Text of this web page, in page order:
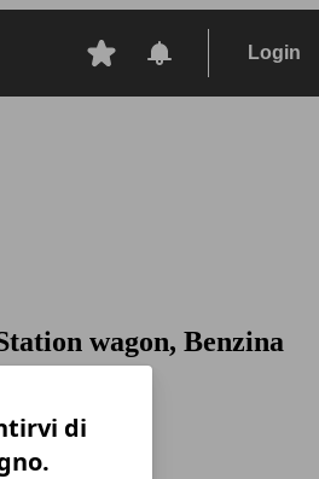
Login
wagon, Benzina
di